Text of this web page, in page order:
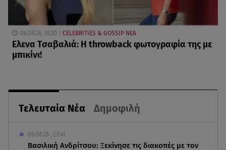
Τελευταία Νέα Δημοφιλή
06.08.26 , 23:41
Βασιλική Ανδρίτσου: Ξεκίνησε τις διακοπές με τον
06.08.26, 18:30 CELEBRITIES & GOSSIP ΝΕΑ
Ελενα Τσαβαλιά: Η throwback φωτογραφία της με
μπικίνι!